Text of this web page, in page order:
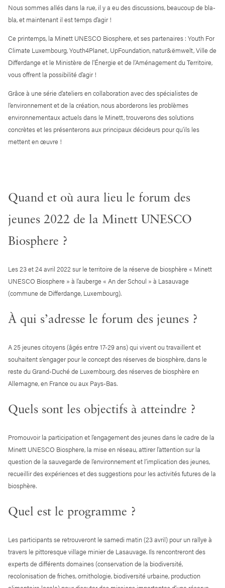
Nous sommes allés dans la rue, il y a eu des discussions, beaucoup de bla-
bla, et maintenant il est temps d’agir !
Ce printemps, la Minett UNESCO Biosphere, et ses partenaires : Youth For
Climate Luxembourg, Youth4Planet, UpFoundation, natur&ëmwelt, Ville de
Differdange et le Ministère de l’Énergie et de l’Aménagement du Territoire,
vous offrent la possibilité d’agir !
Grâce à une série d’ateliers en collaboration avec des spécialistes de
l’environnement et de la création, nous aborderons les problèmes
environnementaux actuels dans le Minett, trouverons des solutions
concrètes et les présenterons aux principaux décideurs pour qu’ils les
mettent en œuvre !
Quand et où aura lieu le forum des
jeunes 2022 de la Minett UNESCO
Biosphere ?
Les 23 et 24 avril 2022 sur le territoire de la réserve de biosphère « Minett
UNESCO Biosphere » à l’auberge « An der Schoul » à Lasauvage
(commune de Differdange, Luxembourg).
À qui s’adresse le forum des jeunes ?
A 25 jeunes citoyens (âgés entre 17-29 ans) qui vivent ou travaillent et
souhaitent s’engager pour le concept des réserves de biosphère, dans le
reste du Grand-Duché de Luxembourg, des réserves de biosphère en
Allemagne, en France ou aux Pays-Bas.
Quels sont les objectifs à atteindre ?
Promouvoir la participation et l’engagement des jeunes dans le cadre de la
Minett UNESCO Biosphere, la mise en réseau, attirer l’attention sur la
question de la sauvegarde de l’environnement et l’implication des jeunes,
recueillir des expériences et des suggestions pour les activités futures de la
biosphère.
Quel est le programme ?
Les participants se retrouveront le samedi matin (23 avril) pour un rallye à
travers le pittoresque village minier de Lasauvage. Ils rencontreront des
experts de différents domaines (conservation de la biodiversité,
recolonisation de friches, ornithologie, biodiversité urbaine, production